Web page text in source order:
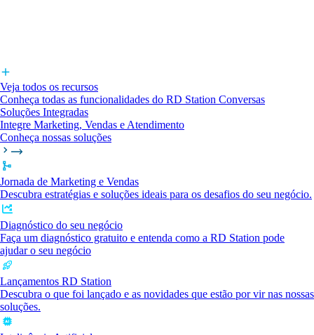
Veja todos os recursos
Conheça todas as funcionalidades do RD Station Conversas
Soluções Integradas
Integre Marketing, Vendas e Atendimento
Conheça nossas soluções
Jornada de Marketing e Vendas
Descubra estratégias e soluções ideais para os desafios do seu negócio.
Diagnóstico do seu negócio
Faça um diagnóstico gratuito e entenda como a RD Station pode
ajudar o seu negócio
Lançamentos RD Station
Descubra o que foi lançado e as novidades que estão por vir nas nossas
soluções.